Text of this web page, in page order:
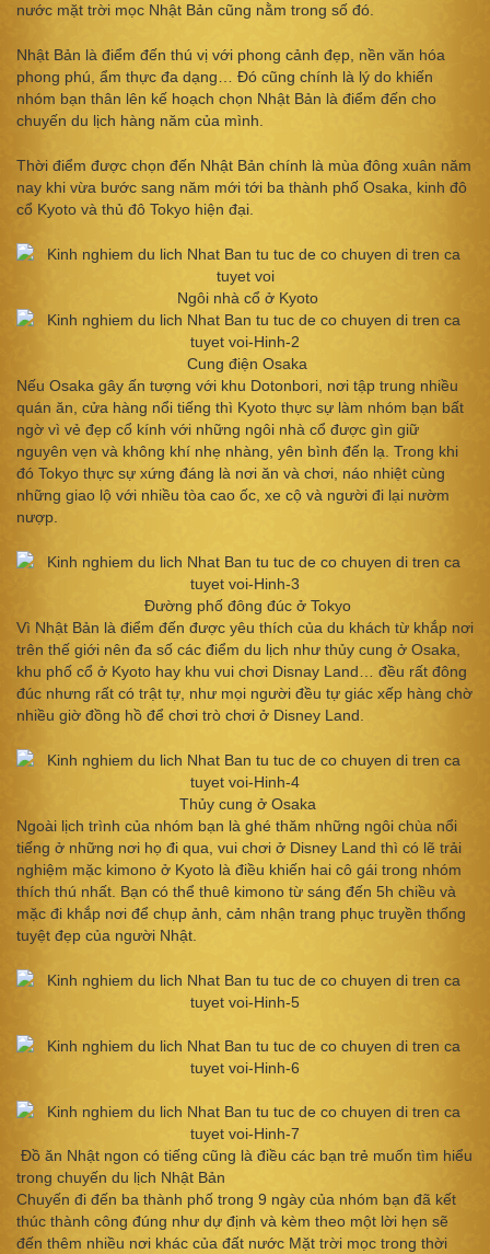
nước mặt trời mọc Nhật Bản cũng nằm trong số đó.
Nhật Bản là điểm đến thú vị với phong cảnh đẹp, nền văn hóa
phong phú, ẩm thực đa dạng… Đó cũng chính là lý do khiến
nhóm bạn thân lên kế hoạch chọn Nhật Bản là điểm đến cho
chuyến du lịch hàng năm của mình.
Thời điểm được chọn đến Nhật Bản chính là mùa đông xuân năm
nay khi vừa bước sang năm mới tới ba thành phố Osaka, kinh đô
cổ Kyoto và thủ đô Tokyo hiện đại.
Ngôi nhà cổ ở Kyoto
Cung điện Osaka
Nếu Osaka gây ấn tượng với khu Dotonbori, nơi tập trung nhiều
quán ăn, cửa hàng nổi tiếng thì Kyoto thực sự làm nhóm bạn bất
ngờ vì vẻ đẹp cổ kính với những ngôi nhà cổ được gìn giữ
nguyên vẹn và không khí nhẹ nhàng, yên bình đến lạ. Trong khi
đó Tokyo thực sự xứng đáng là nơi ăn và chơi, náo nhiệt cùng
những giao lộ với nhiều tòa cao ốc, xe cộ và người đi lại nườm
nượp.
Đường phố đông đúc ở Tokyo
Vì Nhật Bản là điểm đến được yêu thích của du khách từ khắp nơi
trên thế giới nên đa số các điểm du lịch như thủy cung ở Osaka,
khu phố cổ ở Kyoto hay khu vui chơi Disnay Land… đều rất đông
đúc nhưng rất có trật tự, như mọi người đều tự giác xếp hàng chờ
nhiều giờ đồng hồ để chơi trò chơi ở Disney Land.
Thủy cung ở Osaka
Ngoài lịch trình của nhóm bạn là ghé thăm những ngôi chùa nổi
tiếng ở những nơi họ đi qua, vui chơi ở Disney Land thì có lẽ trải
nghiệm mặc kimono ở Kyoto là điều khiến hai cô gái trong nhóm
thích thú nhất. Bạn có thể thuê kimono từ sáng đến 5h chiều và
mặc đi khắp nơi để chụp ảnh, cảm nhận trang phục truyền thống
tuyệt đẹp của người Nhật.
Đồ ăn Nhật ngon có tiếng cũng là điều các bạn trẻ muốn tìm hiểu
trong chuyến du lịch Nhật Bản
Chuyến đi đến ba thành phố trong 9 ngày của nhóm bạn đã kết
thúc thành công đúng như dự định và kèm theo một lời hẹn sẽ
đến thêm nhiều nơi khác của đất nước Mặt trời mọc trong thời